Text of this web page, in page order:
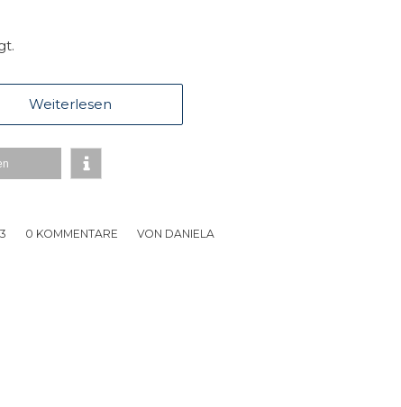
Weiterlesen
0 KOMMENTARE
/ VON DANIELA